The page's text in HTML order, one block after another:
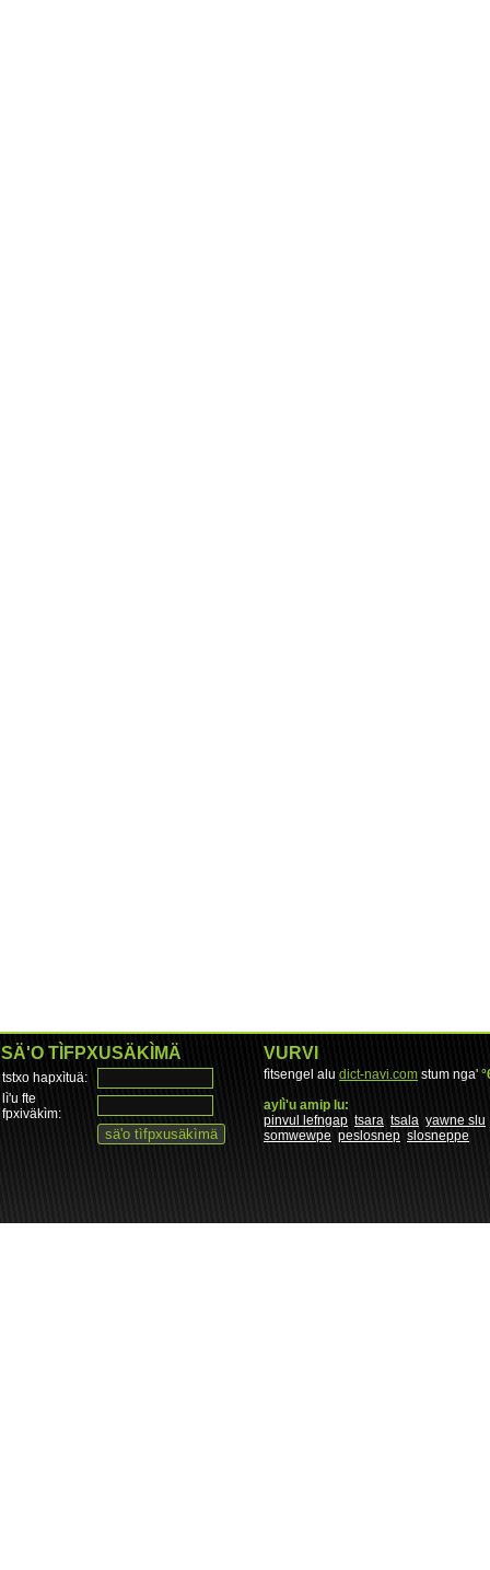
SÄ'O TÌFPXUSÄKÌMÄ
tstxo hapxìtuä:
lì'u fte
fpxiväkìm:
VURVI
fìtsengel alu dict-navi.com stum nga'
aylì'u amip lu:
pinvul lefngap tsara tsala yawne slu
somwewpe peslosnep slosneppe